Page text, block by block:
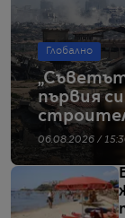
Глобално
„Съветът
първия
06.08.2026 /